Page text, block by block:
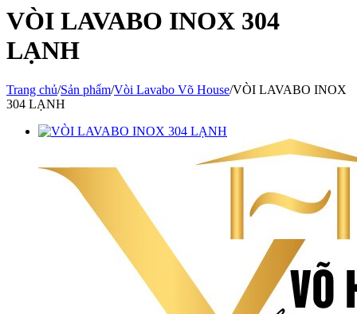
VÒI LAVABO INOX 304
LẠNH
Trang chủ/Sản phẩm/Vòi Lavabo Võ House/VÒI LAVABO INOX
304 LẠNH